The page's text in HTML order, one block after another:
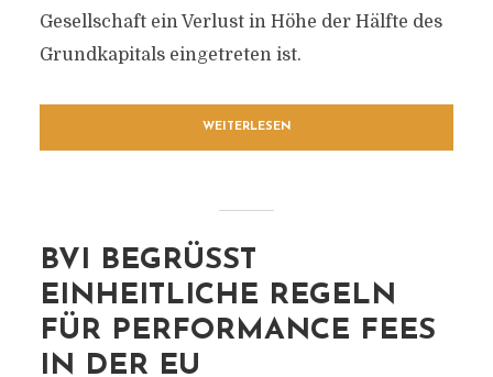
Gesellschaft ein Verlust in Höhe der Hälfte des
Grundkapitals eingetreten ist.
WEITERLESEN
BVI BEGRÜSST E
INHEITLICHE REGELN F
ÜR PERFORMANCE FEES I
N DER EU